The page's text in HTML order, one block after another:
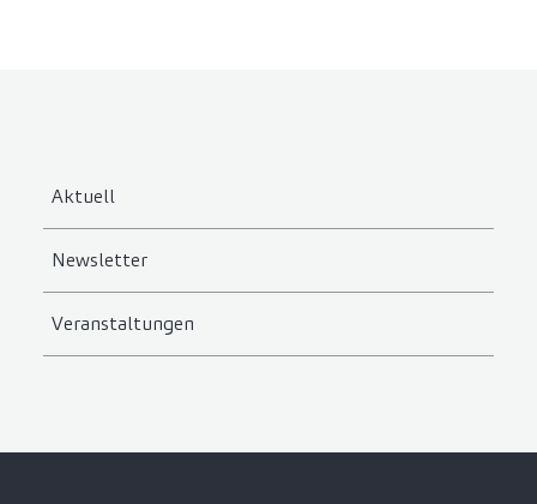
Aktuell
Newsletter
Veranstaltungen